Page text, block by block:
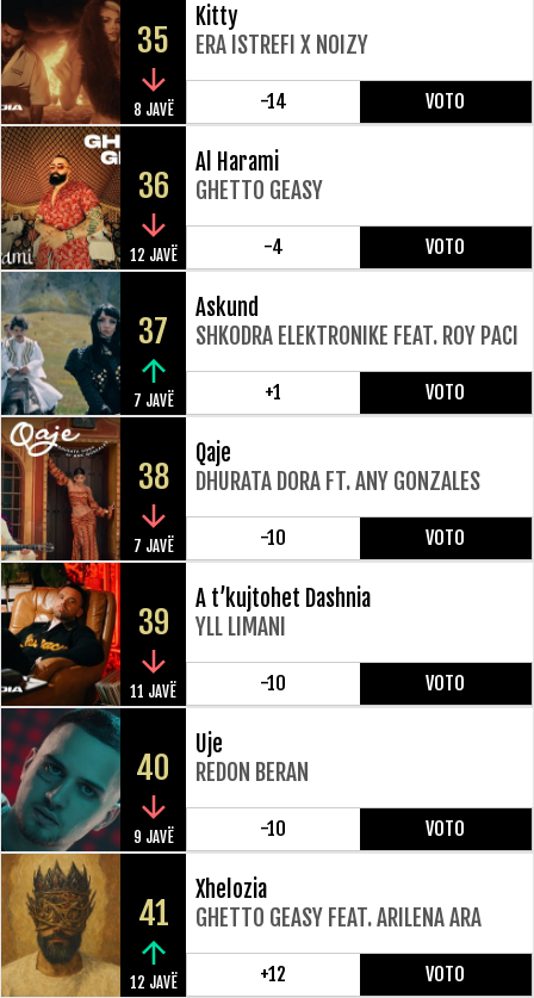
35
8 JAVË
Kitty
ERA ISTREFI X NOIZY
-14 VOTO
36
12 JAVË
Al Harami
GHETTO GEASY
-4 VOTO
37
7 JAVË
Askund
SHKODRA ELEKTRONIKE FEAT. ROY PACI
+1 VOTO
38
7 JAVË
Qaje
DHURATA DORA FT. ANY GONZALES
-10 VOTO
39
11 JAVË
A t’kujtohet Dashnia
YLL LIMANI
-10 VOTO
40
9 JAVË
Uje
REDON BERAN
-10 VOTO
41
12 JAVË
Xhelozia
GHETTO GEASY FEAT. ARILENA ARA
+12 VOTO